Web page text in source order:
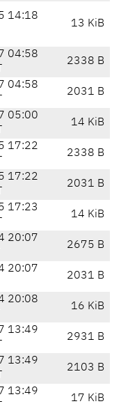
14:18
13 KiB
04:58
2338 B
04:58
2031 B
05:00
14 KiB
17:22
2338 B
17:22
2031 B
17:23
14 KiB
20:07
2675 B
20:07
2031 B
20:08
16 KiB
13:49
2931 B
13:49
2103 B
13:49
17 KiB